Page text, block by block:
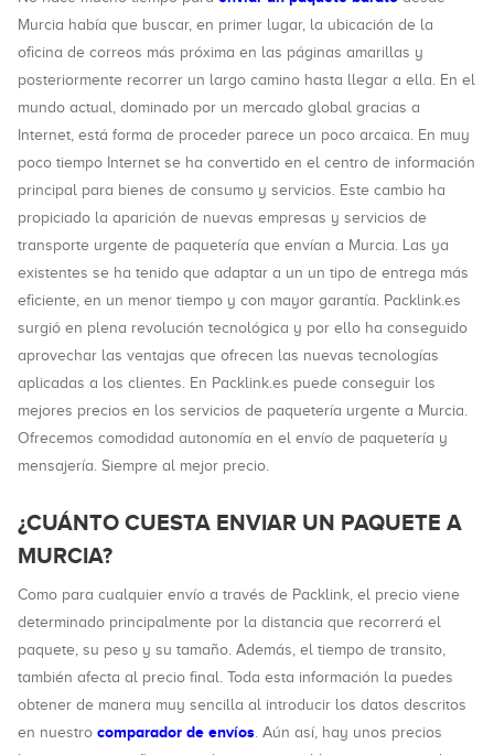
Murcia había que buscar, en primer lugar, la ubicación de la
oficina de correos más próxima en las páginas amarillas y
posteriormente recorrer un largo camino hasta llegar a ella. En el
mundo actual, dominado por un mercado global gracias a
Internet, está forma de proceder parece un poco arcaica. En muy
poco tiempo Internet se ha convertido en el centro de información
principal para bienes de consumo y servicios. Este cambio ha
propiciado la aparición de nuevas empresas y servicios de
transporte urgente de paquetería que envían a Murcia. Las ya
existentes se ha tenido que adaptar a un un tipo de entrega más
eficiente, en un menor tiempo y con mayor garantía. Packlink.es
surgió en plena revolución tecnológica y por ello ha conseguido
aprovechar las ventajas que ofrecen las nuevas tecnologías
aplicadas a los clientes. En Packlink.es puede conseguir los
mejores precios en los servicios de paquetería urgente a Murcia.
Ofrecemos comodidad autonomía en el envío de paquetería y
mensajería. Siempre al mejor precio.
¿CUÁNTO CUESTA ENVIAR UN PAQUETE A
MURCIA?
Como para cualquier envío a través de Packlink, el precio viene
determinado principalmente por la distancia que recorrerá el
paquete, su peso y su tamaño. Además, el tiempo de transito,
también afecta al precio final. Toda esta información la puedes
obtener de manera muy sencilla al introducir los datos descritos
en nuestro comparador de envíos. Aún así, hay unos precios